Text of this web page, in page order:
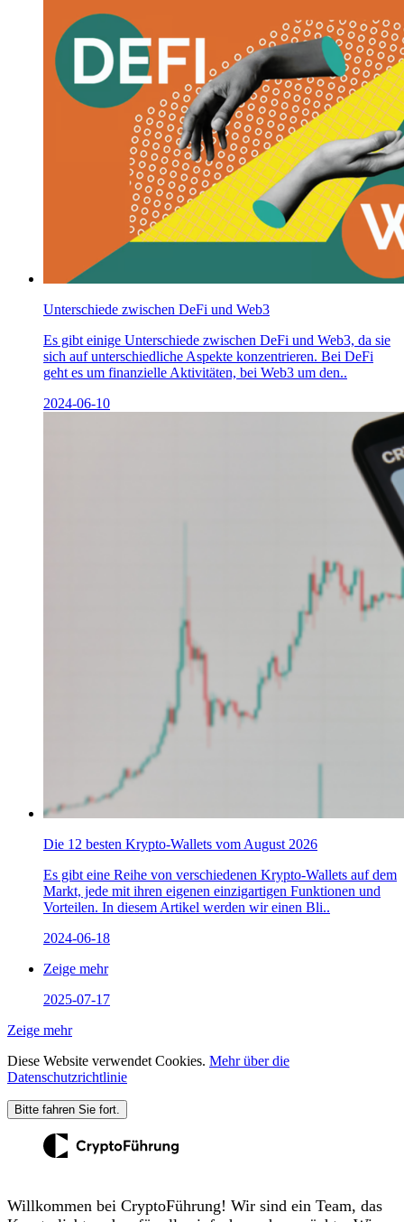
Unterschiede zwischen DeFi und Web3
Es gibt einige Unterschiede zwischen DeFi und Web3, da sie
sich auf unterschiedliche Aspekte konzentrieren. Bei DeFi
geht es um finanzielle Aktivitäten, bei Web3 um den..
2024-06-10
Die 12 besten Krypto-Wallets vom August 2026
Es gibt eine Reihe von verschiedenen Krypto-Wallets auf dem
Markt, jede mit ihren eigenen einzigartigen Funktionen und
Vorteilen. In diesem Artikel werden wir einen Bli..
2024-06-18
Zeige mehr
2025-07-17
Zeige mehr
Diese Website verwendet Cookies. Mehr über die
Datenschutzrichtlinie
Bitte fahren Sie fort.
Willkommen bei CryptoFührung! Wir sind ein Team, das